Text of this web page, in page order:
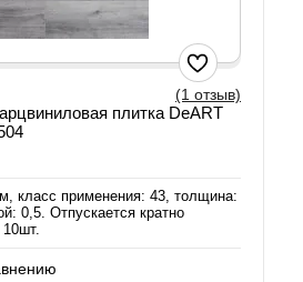
(1 отзыв)
плитка DeART
класс применения: 43, толщина:
0,5. Отпускается кратно